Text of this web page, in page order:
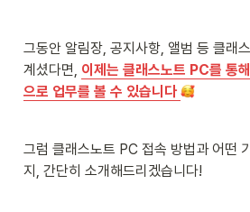
그동안 알림장, 공지사항, 앨범 등 클래
계셨다면, 이제는 클래스노트 PC를 통
으로 업무를 볼 수 있습니다
그럼 클래스노트 PC 접속 방법과 어떤
지, 간단히 소개해드리겠습니다!